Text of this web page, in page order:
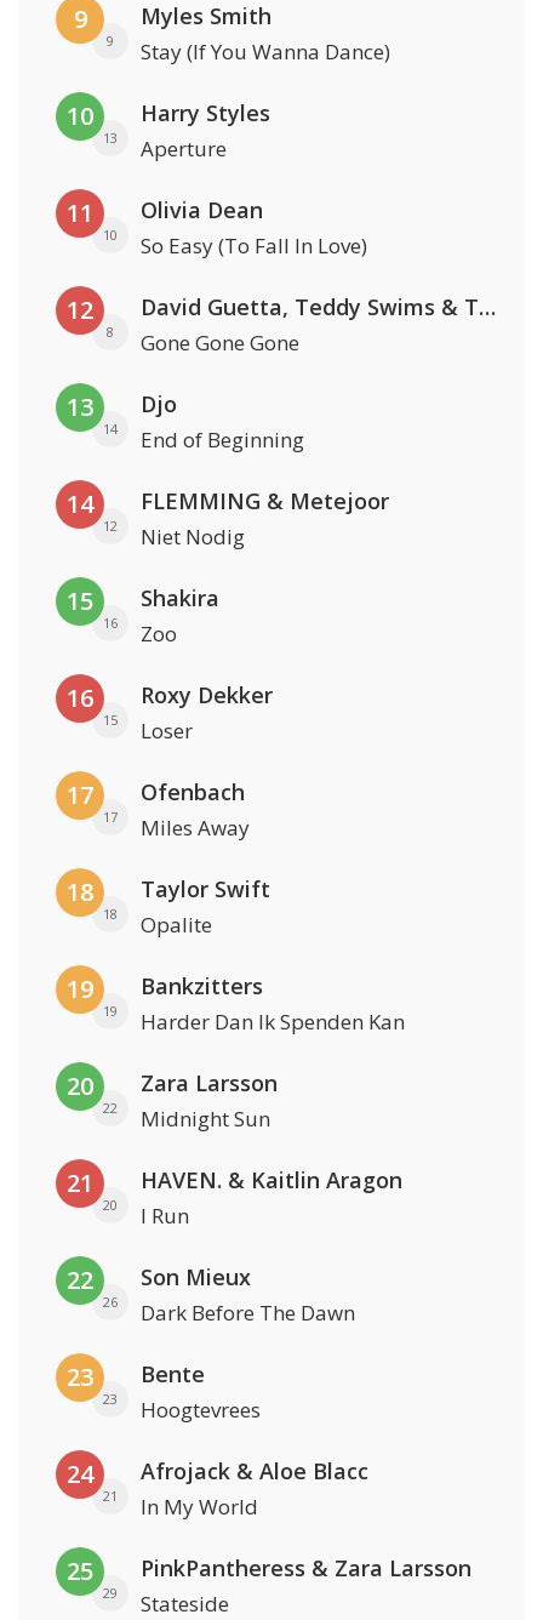
9
9
Myles Smith
Stay (If You Wanna Dance)
10
13
Harry Styles
Aperture
11
10
Olivia Dean
So Easy (To Fall In Love)
12
8
David Guetta, Teddy Swims & Tones And I
Gone Gone Gone
13
14
Djo
End of Beginning
14
12
FLEMMING & Metejoor
Niet Nodig
15
16
Shakira
Zoo
16
15
Roxy Dekker
Loser
17
17
Ofenbach
Miles Away
18
18
Taylor Swift
Opalite
19
19
Bankzitters
Harder Dan Ik Spenden Kan
20
22
Zara Larsson
Midnight Sun
21
20
HAVEN. & Kaitlin Aragon
I Run
22
26
Son Mieux
Dark Before The Dawn
23
23
Bente
Hoogtevrees
24
21
Afrojack & Aloe Blacc
In My World
25
29
PinkPantheress & Zara Larsson
Stateside